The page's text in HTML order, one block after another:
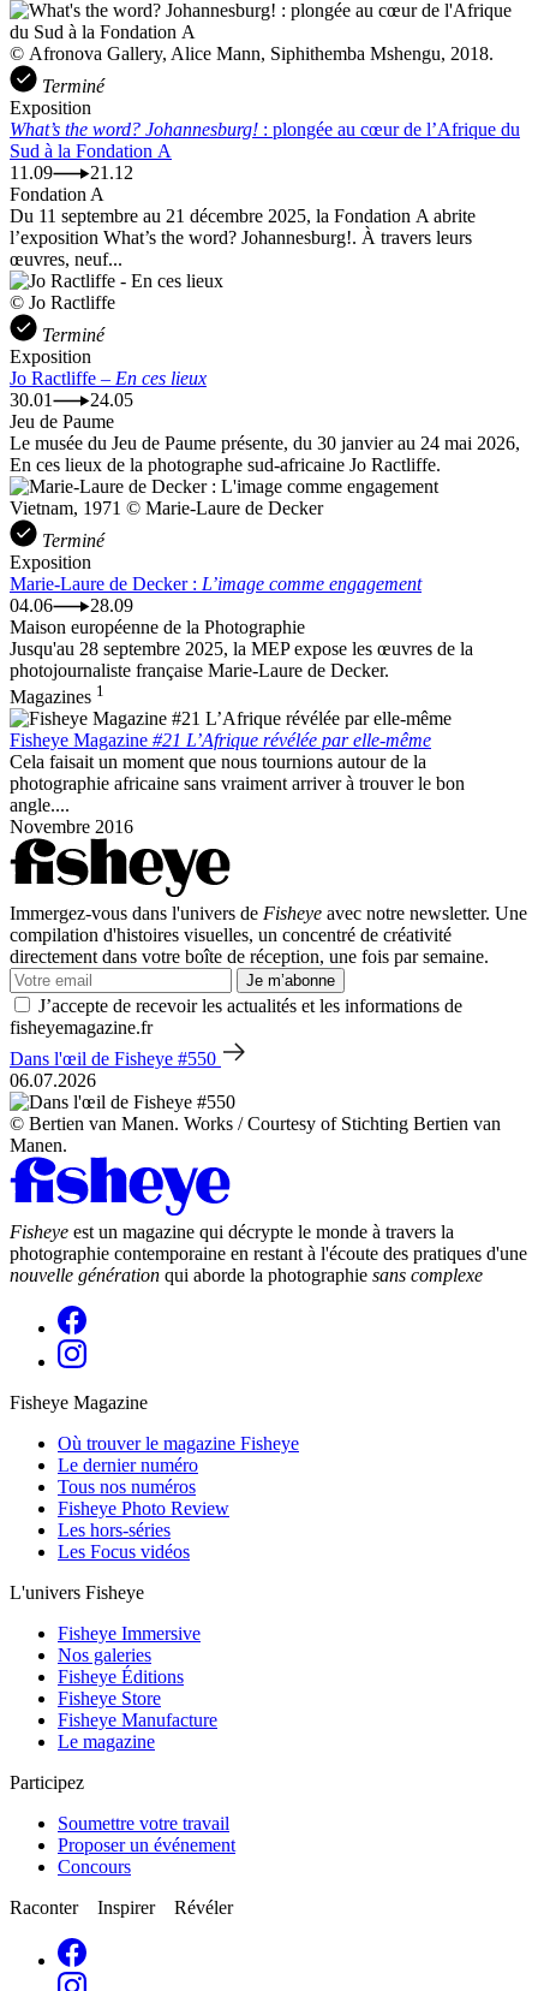
© Afronova Gallery, Alice Mann, Siphithemba Mshengu, 2018.
Terminé
Exposition
What’s the word? Johannesburg! : plongée au cœur de l’Afrique du
Sud à la Fondation A
11.09
21.12
Fondation A
Du 11 septembre au 21 décembre 2025, la Fondation A abrite
l’exposition What’s the word? Johannesburg!. À travers leurs
œuvres, neuf...
© Jo Ractliffe
Terminé
Exposition
Jo Ractliffe – En ces lieux
30.01
24.05
Jeu de Paume
Le musée du Jeu de Paume présente, du 30 janvier au 24 mai 2026,
En ces lieux de la photographe sud-africaine Jo Ractliffe.
Vietnam, 1971 © Marie-Laure de Decker
Terminé
Exposition
Marie-Laure de Decker : L’image comme engagement
04.06
28.09
Maison européenne de la Photographie
Jusqu'au 28 septembre 2025, la MEP expose les œuvres de la
photojournaliste française Marie-Laure de Decker.
Magazines 1
Fisheye Magazine #21 L’Afrique révélée par elle-même
Cela faisait un moment que nous tournions autour de la
photographie africaine sans vraiment arriver à trouver le bon
angle....
Novembre 2016
Immergez-vous dans l'univers de Fisheye avec notre newsletter. Une
compilation d'histoires visuelles, un concentré de créativité
directement dans votre boîte de réception, une fois par semaine.
Je m’abonne
J’accepte de recevoir les actualités et les informations de
fisheyemagazine.fr
Dans l'œil de Fisheye #550
06.07.2026
© Bertien van Manen. Works / Courtesy of Stichting Bertien van
Manen.
Fisheye est un magazine qui décrypte le monde à travers la
photographie contemporaine en restant à l'écoute des pratiques d'une
nouvelle génération qui aborde la photographie sans complexe
Fisheye Magazine
Où trouver le magazine Fisheye
Le dernier numéro
Tous nos numéros
Fisheye Photo Review
Les hors-séries
Les Focus vidéos
L'univers Fisheye
Fisheye Immersive
Nos galeries
Fisheye Éditions
Fisheye Store
Fisheye Manufacture
Le magazine
Participez
Soumettre votre travail
Proposer un événement
Concours
Raconter Inspirer Révéler